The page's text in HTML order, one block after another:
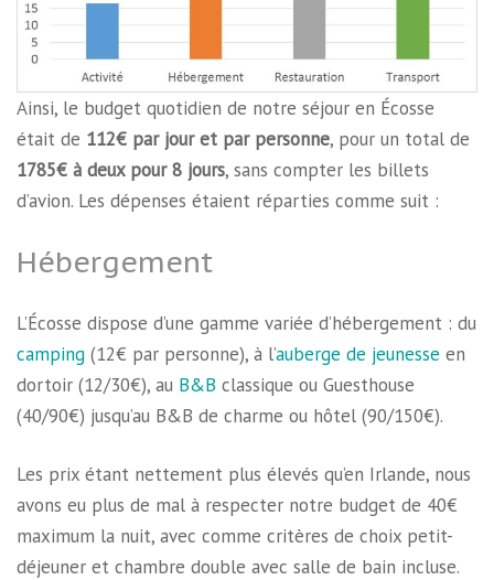
Ainsi, le budget quotidien de notre séjour en Écosse
était de 112€ par jour et par personne, pour un total de
1785€ à deux pour 8 jours, sans compter les billets
d’avion. Les dépenses étaient réparties comme suit :
Hébergement
L’Écosse dispose d’une gamme variée d’hébergement : du
camping (12€ par personne), à l’auberge de jeunesse en
dortoir (12/30€), au B&B classique ou Guesthouse
(40/90€) jusqu’au B&B de charme ou hôtel (90/150€).
Les prix étant nettement plus élevés qu’en Irlande, nous
avons eu plus de mal à respecter notre budget de 40€
maximum la nuit, avec comme critères de choix petit-
déjeuner et chambre double avec salle de bain incluse.